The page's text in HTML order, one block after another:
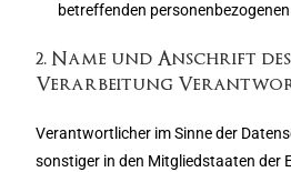
betreffenden
2. Name und Anschrift
Verarbeitung
Verantwortlicher im Sinne der
sonstiger in den Mitgliedstaaten der